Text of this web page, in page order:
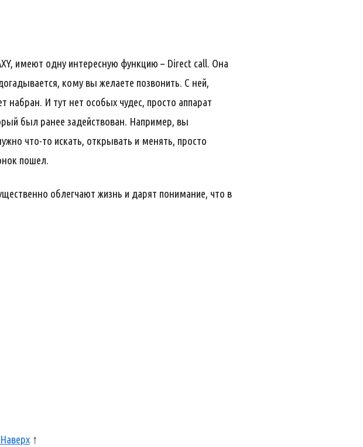
имеют одну интересную функцию – Direct call. Она
кому вы желаете позвонить. С ней,
набран. И тут нет особых чудес, просто аппарат
был ранее задействован. Например, вы
что-то искать, открывать и менять, просто
пошел.
облегчают жизнь и дарят понимание, что в
Наверх ↑